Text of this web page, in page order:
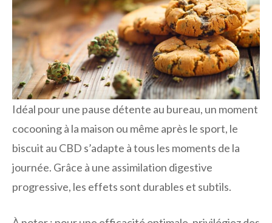
Idéal pour une pause détente au bureau, un moment
cocooning à la maison ou même après le sport, le
biscuit au CBD s’adapte à tous les moments de la
journée. Grâce à une assimilation digestive
progressive, les effets sont durables et subtils.